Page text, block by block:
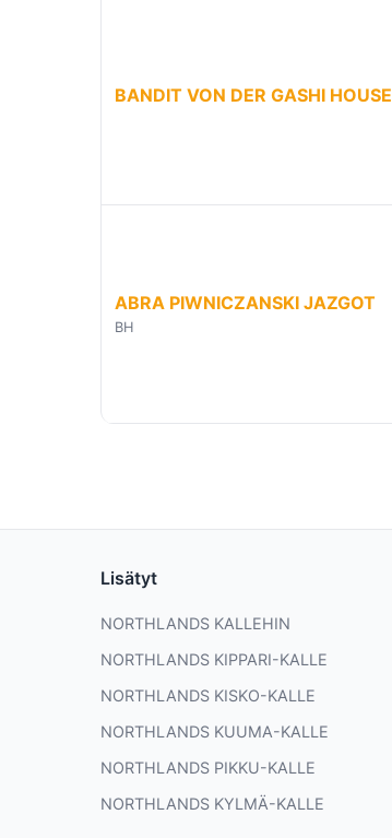
BANDIT VON DER GASHI HOUSE
ABRA PIWNICZANSKI JAZGOT
BH
Lisätyt
NORTHLANDS KALLEHIN
NORTHLANDS KIPPARI-KALLE
NORTHLANDS KISKO-KALLE
NORTHLANDS KUUMA-KALLE
NORTHLANDS PIKKU-KALLE
NORTHLANDS KYLMÄ-KALLE